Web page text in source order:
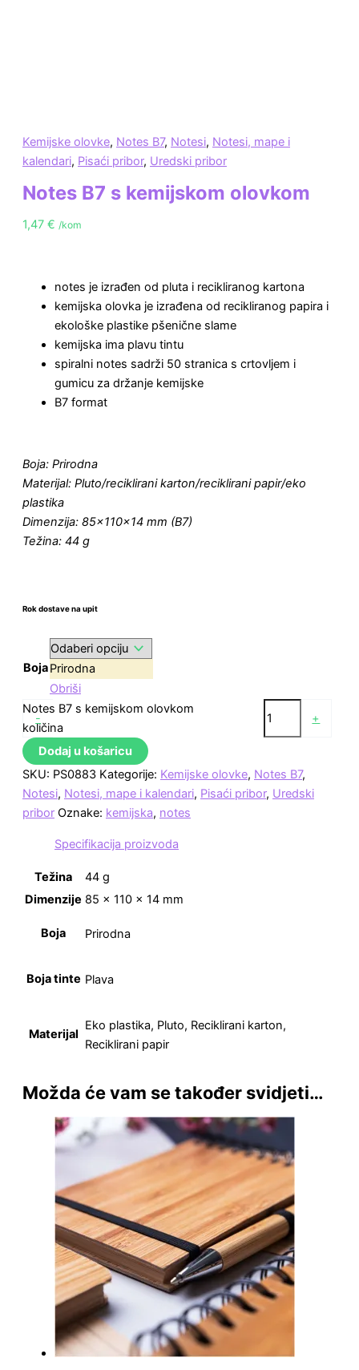
Kemijske olovke, Notes B7, Notesi, Notesi, mape i
kalendari, Pisaći pribor, Uredski pribor
Notes B7 s kemijskom olovkom
1,47 € /kom
notes je izrađen od pluta i recikliranog kartona
kemijska olovka je izrađena od recikliranog papira i
ekološke plastike pšenične slame
kemijska ima plavu tintu
spiralni notes sadrži 50 stranica s crtovljem i
gumicu za držanje kemijske
B7 format
Boja: Prirodna
Materijal: Pluto/reciklirani karton/reciklirani papir/eko
plastika
Dimenzija: 85×110×14 mm (B7)
Težina: 44 g
Rok dostave na upit
BojaPrirodna
Obriši
-
Notes B7 s kemijskom olovkom
količina
+
Dodaj u košaricu
SKU: PS0883 Kategorije: Kemijske olovke, Notes B7,
Notesi, Notesi, mape i kalendari, Pisaći pribor, Uredski
pribor Oznake: kemijska, notes
Specifikacija proizvoda
Težina
44 g
Dimenzije 85 × 110 × 14 mm
Boja Prirodna
Boja tinte Plava
Materijal
Eko plastika, Pluto, Reciklirani karton,
Reciklirani papir
Možda će vam se također svidjeti…